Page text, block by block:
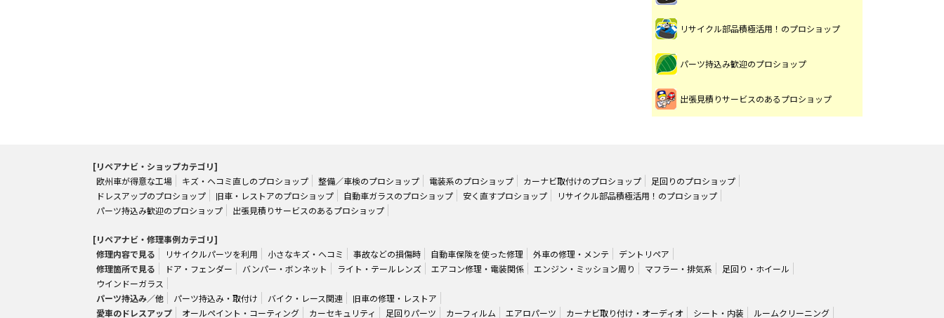
リサイクル部品積極活用！のプロショップ
パーツ持込み歓迎のプロショップ
出張見積りサービスのあるプロショップ
[リペアナビ・ショップカテゴリ]
欧州車が得意な工場
キズ・ヘコミ直しのプロショップ 整備／車検のプロショップ 電装系のプロショップ カーナビ取付けのプロショップ
足回りのプロショップ
ドレスアップのプロショップ
旧車・レストアのプロショップ 自動車ガラスのプロショップ 安く直すプロショップ
リサイクル部品積極活用！のプロショップ
パーツ持込み歓迎のプロショップ
出張見積りサービスのあるプロショップ
[リペアナビ・修理事例カテゴリ]
修理内容で見る
リサイクルパーツを利用 小さなキズ・ヘコミ 事故などの損傷時 自動車保険を使った修理 外車の修理・メンテ
デントリペア
修理箇所で見る
ドア・フェンダー バンパー・ボンネット ライト・テールレンズ エアコン修理・電装関係 エンジン・ミッション周り マフラー・排気系
足回り・ホイール
ウインドーガラス
パーツ持込み／他
パーツ持込み・取付け バイク・レース関連
旧車の修理・レストア
愛車のドレスアップ
オールペイント・コーティング カーセキュリティ 足回りパーツ カーフィルム エアロパーツ カーナビ取り付け・オーディオ シート・内装 ルームクリーニング